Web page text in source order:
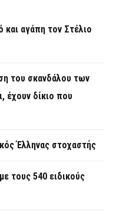
αγάπη τον Στέλιο
του σκανδάλου των
έχουν δίκιο που
Έλληνας στοχαστής
τους 540 ειδικούς